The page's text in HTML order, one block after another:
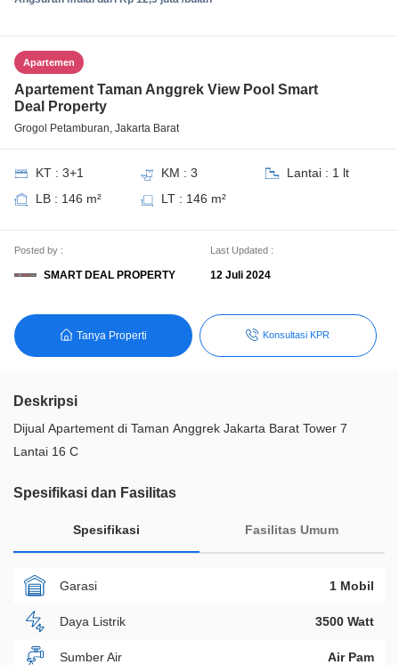
Apartemen
Apartement Taman Anggrek View Pool Smart
Deal Property
Grogol Petamburan, Jakarta Barat
KT : 3+1 KM : 3
Lantai : 1 lt
LB : 146 m²
LT : 146 m²
Posted by :
SMART DEAL PROPERTY
Last Updated :
12 Juli 2024
Tanya Properti Konsultasi KPR
Deskripsi
Dijual Apartement di Taman Anggrek Jakarta Barat Tower 7
Lantai 16 C
Spesifikasi dan Fasilitas
Spesifikasi Fasilitas Umum
Garasi 1 Mobil
Daya Listrik 3500 Watt
Sumber Air Air Pam